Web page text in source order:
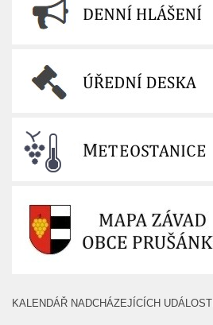
KALENDÁŘ NADCHÁZEJÍCÍCH UDÁLOSTÍ